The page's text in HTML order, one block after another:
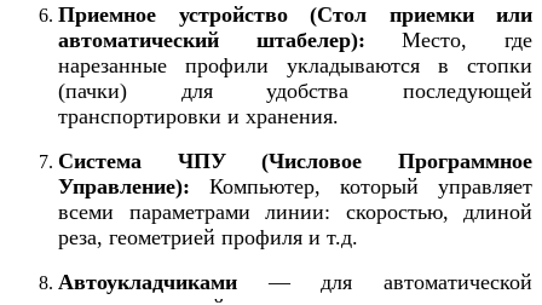
Приемное устройство (Стол приемки или
автоматический штабелер): Место, где
нарезанные профили укладываются в стопки
(пачки) для удобства последующей
транспортировки и хранения.
Система ЧПУ (Числовое Программное
Управление): Компьютер, который управляет
всеми параметрами линии: скоростью, длиной
реза, геометрией профиля и т.д.
Автоукладчиками — для автоматической